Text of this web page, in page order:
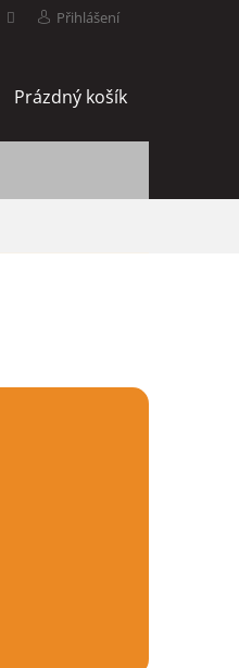
Přihlášení
NÁKUPNÍ
Prázdný košík